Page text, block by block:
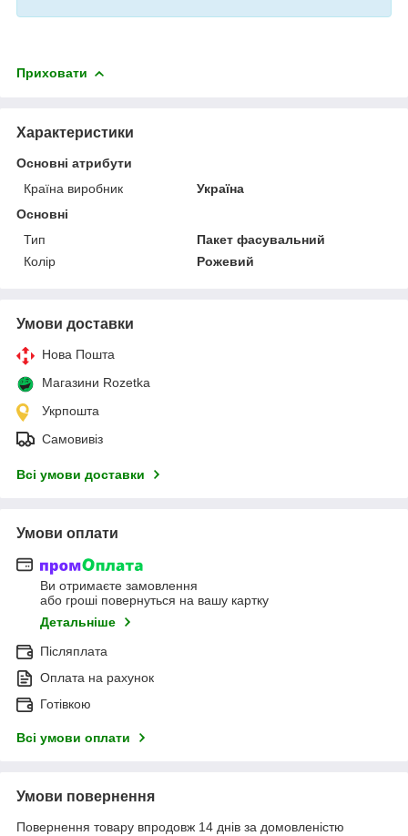
Приховати
Характеристики
Основні атрибути
Країна виробник
Україна
Основні
Тип
Пакет фасувальний
Колір
Рожевий
Умови доставки
Нова Пошта
Магазини Rozetka
Укрпошта
Самовивіз
Всі умови доставки
Умови оплати
Ви отримаєте замовлення
або гроші повернуться на вашу картку
Детальніше
Післяплата
Оплата на рахунок
Готівкою
Всі умови оплати
Умови повернення
Повернення товару впродовж 14 днів за домовленістю